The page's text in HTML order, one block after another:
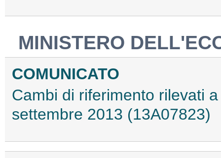
MINISTERO
COMUNICATO
Cambi di riferimento rilevati
settembre 2013 (13A07823)